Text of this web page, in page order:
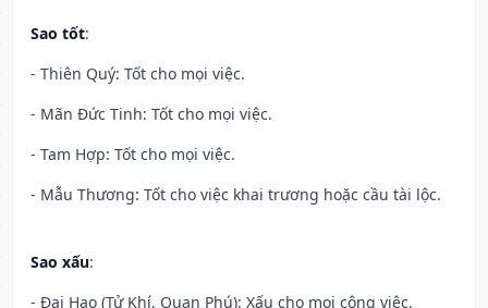
Sao tốt:
- Thiên Quý: Tốt cho mọi việc.
- Mãn Đức Tinh: Tốt cho mọi việc.
- Tam Hợp: Tốt cho mọi việc.
- Mẫu Thương: Tốt cho việc khai trương hoặc cầu tài lộc.
Sao xấu:
- Đại Hao (Tử Khí, Quan Phú): Xấu cho mọi công việc.